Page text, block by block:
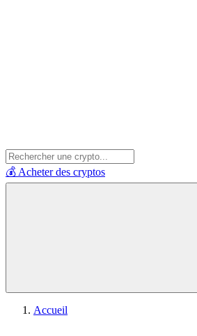
💰 Acheter des cryptos
Accueil